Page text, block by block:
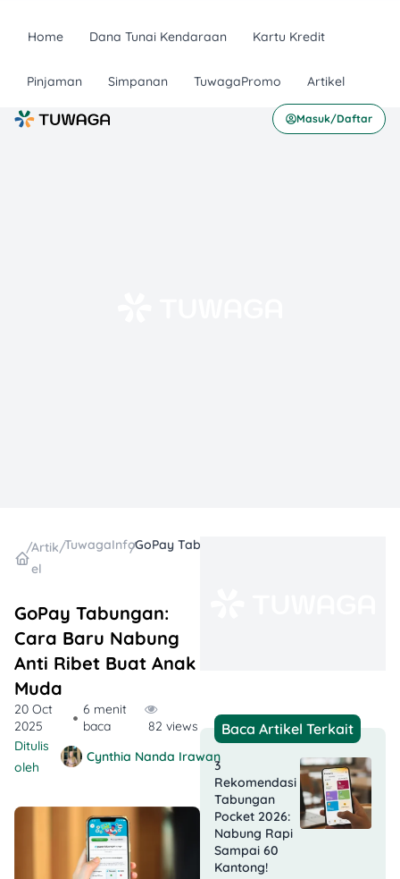
Home Dana Tunai Kendaraan Kartu Kredit
Pinjaman Simpanan TuwagaPromo Artikel
Masuk/Daftar
/Artik
el
/TuwagaInfo
/
GoPay Tabungan:
Cara Baru Nabung
Anti Ribet Buat Anak
Muda
20 Oct
2025
6 menit
baca
82 views
Ditulis
oleh
Cynthia Nanda Irawan
Baca Artikel Terkait
3
Rekomendasi
Tabungan
Pocket 2026:
Nabung Rapi
Sampai 60
Kantong!